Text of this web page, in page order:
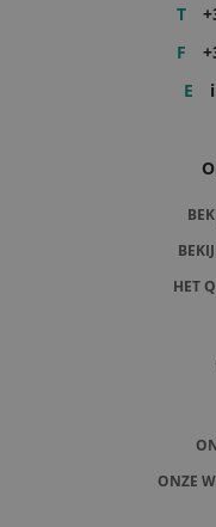
T
F
E
HET
ONZE